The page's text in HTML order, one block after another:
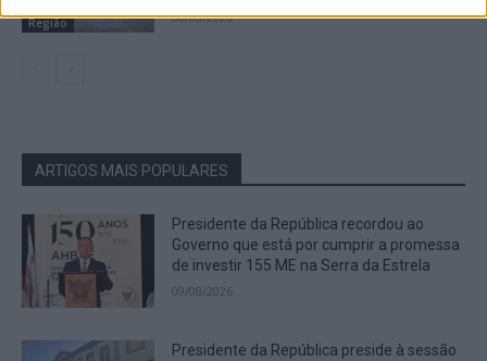
Região 08/08/2026
ARTIGOS MAIS POPULARES
Presidente da República recordou ao
Governo que está por cumprir a promessa
de investir 155 ME na Serra da Estrela
09/08/2026
Presidente da República preside à sessão